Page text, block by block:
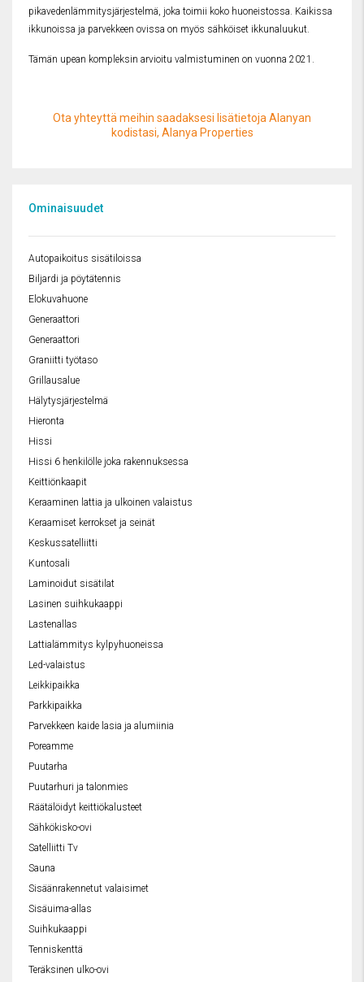
pikavedenlämmitysjärjestelmä, joka toimii koko huoneistossa. Kaikissa
ikkunoissa ja parvekkeen ovissa on myös sähköiset ikkunaluukut.
Tämän upean kompleksin arvioitu valmistuminen on vuonna 2021.
Ota yhteyttä meihin saadaksesi lisätietoja Alanyan
kodistasi, Alanya Properties
Ominaisuudet
Autopaikoitus sisätiloissa
Biljardi ja pöytätennis
Elokuvahuone
Generaattori
Generaattori
Graniitti työtaso
Grillausalue
Hälytysjärjestelmä
Hieronta
Hissi
Hissi 6 henkilölle joka rakennuksessa
Keittiönkaapit
Keraaminen lattia ja ulkoinen valaistus
Keraamiset kerrokset ja seinät
Keskussatelliitti
Kuntosali
Laminoidut sisätilat
Lasinen suihkukaappi
Lastenallas
Lattialämmitys kylpyhuoneissa
Led-valaistus
Leikkipaikka
Parkkipaikka
Parvekkeen kaide lasia ja alumiinia
Poreamme
Puutarha
Puutarhuri ja talonmies
Räätälöidyt keittiökalusteet
Sähkökisko-ovi
Satelliitti Tv
Sauna
Sisäänrakennetut valaisimet
Sisäuima-allas
Suihkukaappi
Tenniskenttä
Teräksinen ulko-ovi